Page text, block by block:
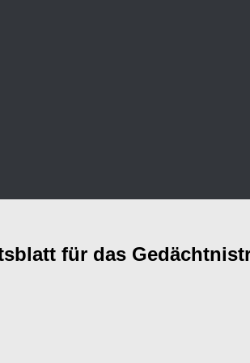
für das